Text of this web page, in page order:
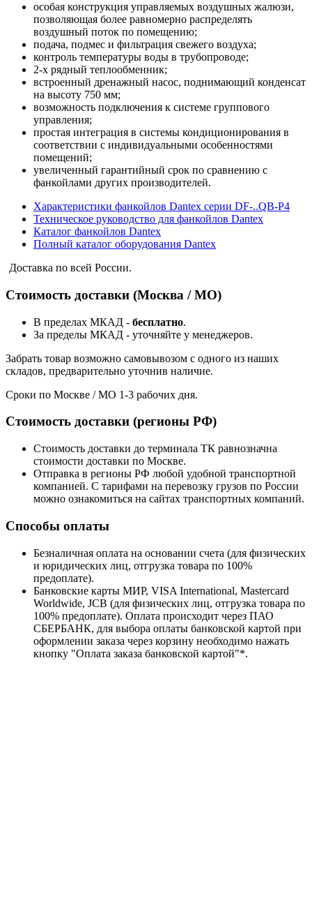
особая конструкция управляемых воздушных жалюзи,
позволяющая более равномерно распределять
воздушный поток по помещению;
подача, подмес и фильтрация свежего воздуха;
контроль температуры воды в трубопроводе;
2-х рядный теплообменник;
встроенный дренажный насос, поднимающий конденсат
на высоту 750 мм;
возможность подключения к системе группового
управления;
простая интеграция в системы кондиционирования в
соответствии с индивидуальными особенностями
помещений;
увеличенный гарантийный срок по сравнению с
фанкойлами других производителей.
Характеристики фанкойлов Dantex серии DF-..QB-P4
Техническое руководство для фанкойлов Dantex
Каталог фанкойлов Dantex
Полный каталог оборудования Dantex
Доставка по всей России.
Стоимость доставки (Москва / МО)
В пределах МКАД - бесплатно.
За пределы МКАД - уточняйте у менеджеров.
Забрать товар возможно самовывозом с одного из наших
складов, предварительно уточнив наличие.
Сроки по Москве / МО 1-3 рабочих дня.
Стоимость доставки (регионы РФ)
Стоимость доставки до терминала ТК равнозначна
стоимости доставки по Москве.
Отправка в регионы РФ любой удобной транспортной
компанией. С тарифами на перевозку грузов по России
можно ознакомиться на сайтах транспортных компаний.
Способы оплаты
Безналичная оплата на основании счета (для физических
и юридических лиц, отгрузка товара по 100%
предоплате).
Банковские карты МИР, VISA International, Mastercard
Worldwide, JCB (для физических лиц, отгрузка товара по
100% предоплате). Оплата происходит через ПАО
СБЕРБАНК, для выбора оплаты банковской картой при
оформлении заказа через корзину необходимо нажать
кнопку "Оплата заказа банковской картой"*.